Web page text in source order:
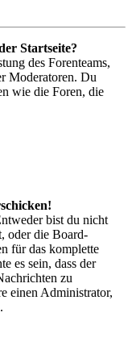
Startseite?
des Forenteams,
Moderatoren. Du
wie die Foren, die
bist du nicht
oder die Board-
für das komplette
es sein, dass der
zu
einen Administrator,